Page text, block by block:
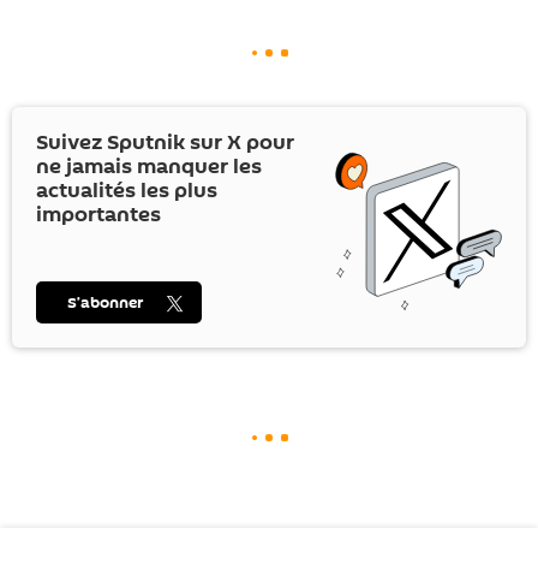
Suivez Sputnik surX pour
ne jamais manquer les
actualités les plus
importantes
S’abonner